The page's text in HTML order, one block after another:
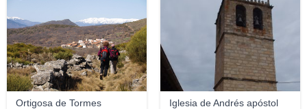
Ortigosa de Tormes Iglesia de Andrés apóstol